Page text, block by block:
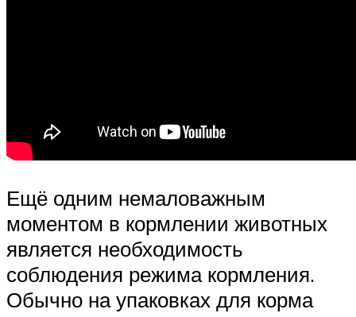
Ещё одним немаловажным
моментом в кормлении животных
является необходимость
соблюдения режима кормления.
Обычно на упаковках для корма